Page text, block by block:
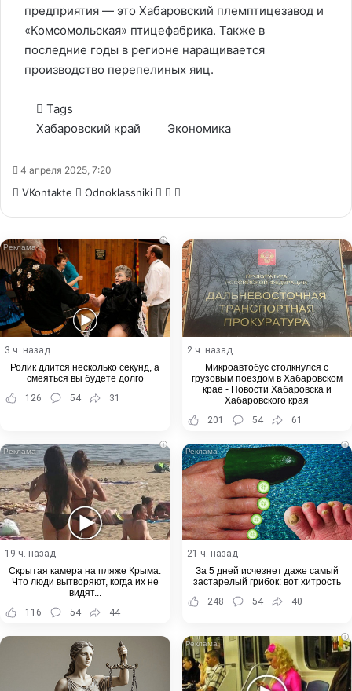
предприятия — это Хабаровский племптицезавод и
«Комсомольская» птицефабрика. Также в
последние годы в регионе наращивается
производство перепелиных яиц.
Tags
Хабаровский край
Экономика
4 апреля 2025, 7:20
VKontakte Odnoklassniki WhatsApp
Telegram
i
3 ч. назад
Ролик длится несколько секунд, а
смеяться вы будете долго
126
54 31
2 ч. назад
Микроавтобус столкнулся с
грузовым поездом в Хабаровском
крае - Новости Хабаровска и
Хабаровского края
201
54 61
i
19 ч. назад
Скрытая камера на пляже Крыма:
Что люди вытворяют, когда их не
видят...
116
54 44
i
21 ч. назад
За 5 дней исчезнет даже самый
застарелый грибок: вот хитрость
248
54 40
i